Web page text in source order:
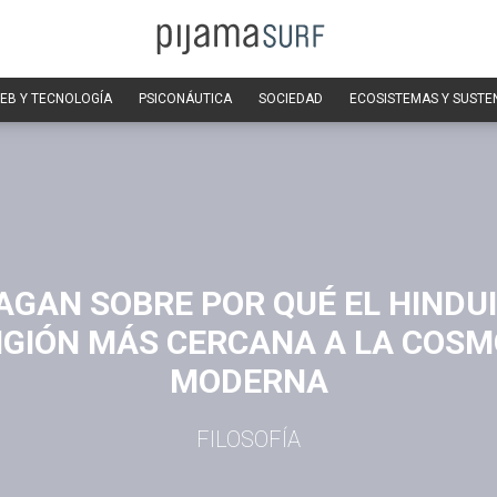
Y TECNOLOGÍA PSICONÁUTICA SOCIEDAD ECOSISTEMAS Y
SOBRE POR QUÉ EL
MÁS CERCANA A LA
MODERNA
FILOSOFÍA